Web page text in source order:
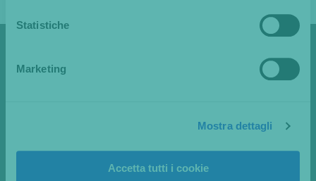
Statistiche
Marketing
Mostra dettagli
Accetta tutti i cookie
Hai bisogno di Assistenza?
+39 02 967 20 240